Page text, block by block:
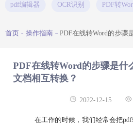
pdf编辑器 OCR识别 PDF转
首页 操作指南
PDF在线转Word的步骤是什
文档相互转换？
2022-12-15
在工作的时候，我们经常会把pdf